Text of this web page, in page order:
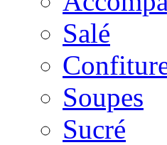
Salé
Soupes
Sucré